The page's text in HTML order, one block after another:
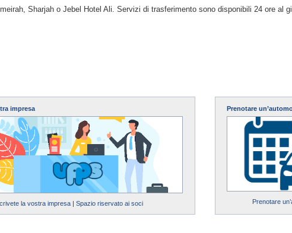
Sharjah o Jebel Hotel Ali. Servizi di trasferimento sono disponibili 24 ore al
impresa
la vostra impresa| Spazio riservato ai soci
Prenotare
Prenotare